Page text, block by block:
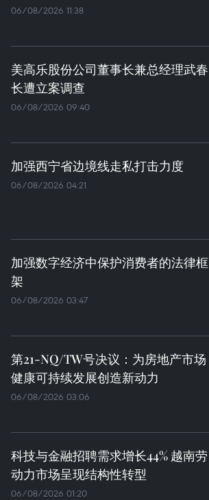
06/08/2026 11:38
美高乐股份公司董事长兼总经理武春
长遭立案调查
06/08/2026 09:40
加强西宁省边境线走私打击力度
06/08/2026 04:21
加强数字经济中保护消费者的法律框
架
06/08/2026 03:47
第21-NQ/TW号决议：为房地产市场
健康可持续发展创造新动力
06/08/2026 03:06
科技与金融招聘需求增长44% 越南劳
动力市场呈现结构性转型
06/08/2026 01:20